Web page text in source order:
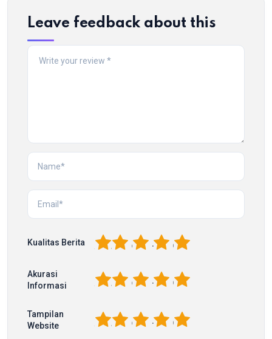
Leave feedback about this
Kualitas Berita 5
4
3
2
Akurasi
Informasi
5
4
3
2
Tampilan
Website
5
4
3
2